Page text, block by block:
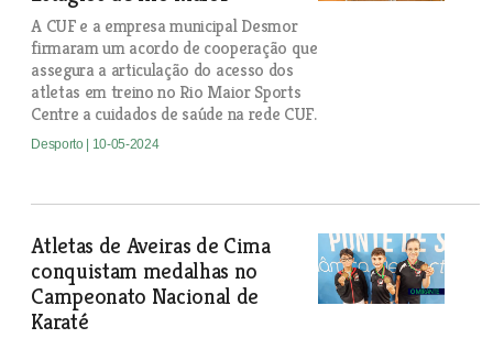
A CUF e a empresa municipal Desmor
firmaram um acordo de cooperação que
assegura a articulação do acesso dos
atletas em treino no Rio Maior Sports
Centre a cuidados de saúde na rede CUF.
Desporto | 10-05-2024
Atletas de Aveiras de Cima
conquistam medalhas no
Campeonato Nacional de
Karaté